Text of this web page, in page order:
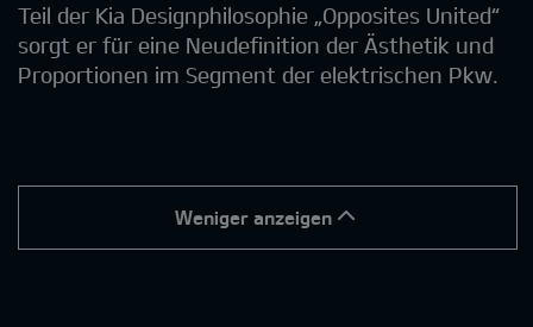
Teil der Kia Designphilosophie „Opposites United“
sorgt er für eine Neudefinition der Ästhetik und
Proportionen im Segment der elektrischen Pkw.
Weniger anzeigen